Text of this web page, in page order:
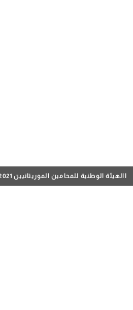
االهيئة الوطنية للمحامين الموريتانيين 2021 - كافة الحقوق محفوظة